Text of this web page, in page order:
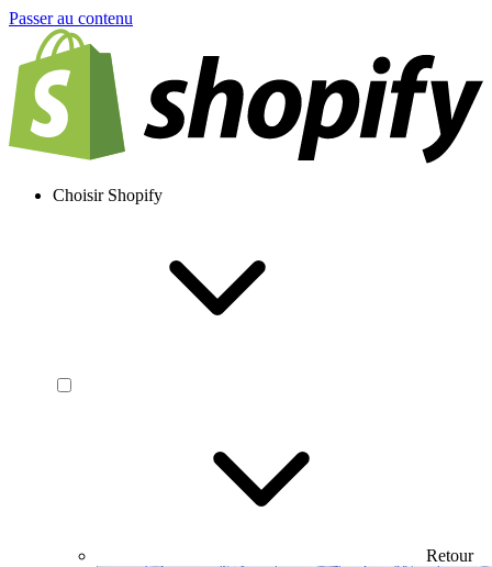
Passer au contenu
Choisir Shopify
Retour